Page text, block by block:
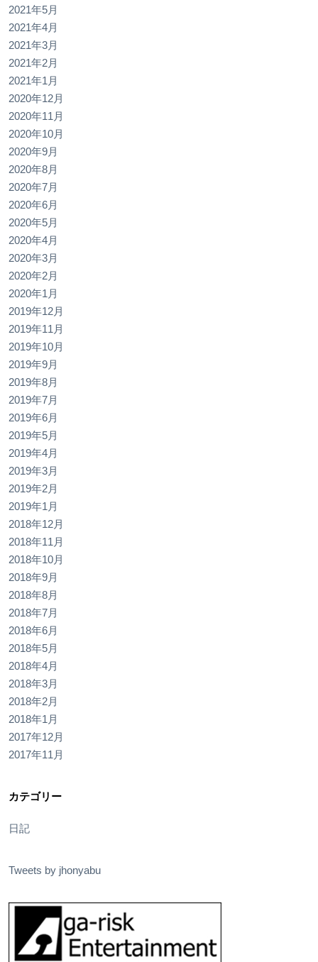
2021年5月
2021年4月
2021年3月
2021年2月
2021年1月
2020年12月
2020年11月
2020年10月
2020年9月
2020年8月
2020年7月
2020年6月
2020年5月
2020年4月
2020年3月
2020年2月
2020年1月
2019年12月
2019年11月
2019年10月
2019年9月
2019年8月
2019年7月
2019年6月
2019年5月
2019年4月
2019年3月
2019年2月
2019年1月
2018年12月
2018年11月
2018年10月
2018年9月
2018年8月
2018年7月
2018年6月
2018年5月
2018年4月
2018年3月
2018年2月
2018年1月
2017年12月
2017年11月
カテゴリー
日記
Tweets by jhonyabu